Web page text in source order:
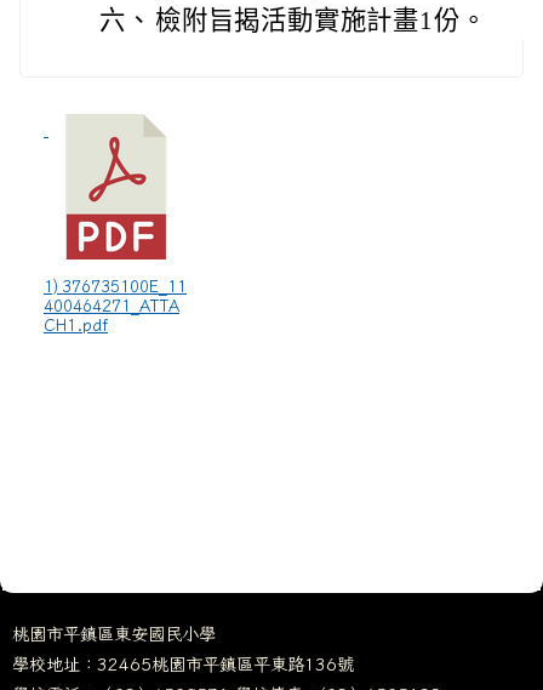
六、 檢附旨揭活動實施計畫1份。
1) 376735100E_11
400464271_ATTA
CH1.pdf
桃園市平鎮區東安國民小學
學校地址：32465桃園市平鎮區平東路136號